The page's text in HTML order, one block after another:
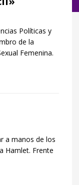
Políticas y
de la
Femenina.
a manos de los
Hamlet. Frente